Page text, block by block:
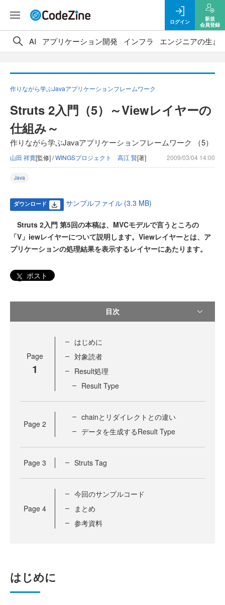
ログイン
新規
会員登録
AI アプリケーション開発 インフラ エンジニアの生き
作りながら学ぶJavaアプリケーションフレームワーク
Struts 2入門（5）～Viewレイヤーの
仕組み～
作りながら学ぶJavaアプリケーションフレームワーク （5）
山田 祥寛[監修] /WINGSプロジェクト 高江 賢[著] 2009/03/04 14:00
Java
ダウンロード サンプルファイル (3.3 MB)
Struts 2入門 第5回の本稿は、MVCモデルで言うところの
「V」iewレイヤーについて説明します。Viewレイヤーとは、ア
プリケーションの処理結果を表示するレイヤーにあたります。
ポスト
目次
Page
1
はじめに
対象読者
Result処理
Result Type
Page 2
chainとリダイレクトとの違い
データを生成するResult Type
Page 3 Struts Tag
Page 4
今回のサンプルコード
まとめ
参考資料
はじめに